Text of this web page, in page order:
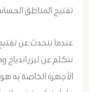
تفتيح المناطق
عندما نتحدث عن
الأجهزة الخاصة به هو